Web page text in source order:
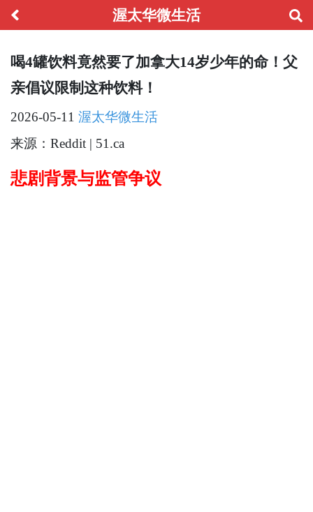
渥太华微生活
喝4罐饮料竟然要了加拿大14岁少年的命！父
亲倡议限制这种饮料！
2026-05-11 渥太华微生活
来源：Reddit | 51.ca
悲剧背景与监管争议